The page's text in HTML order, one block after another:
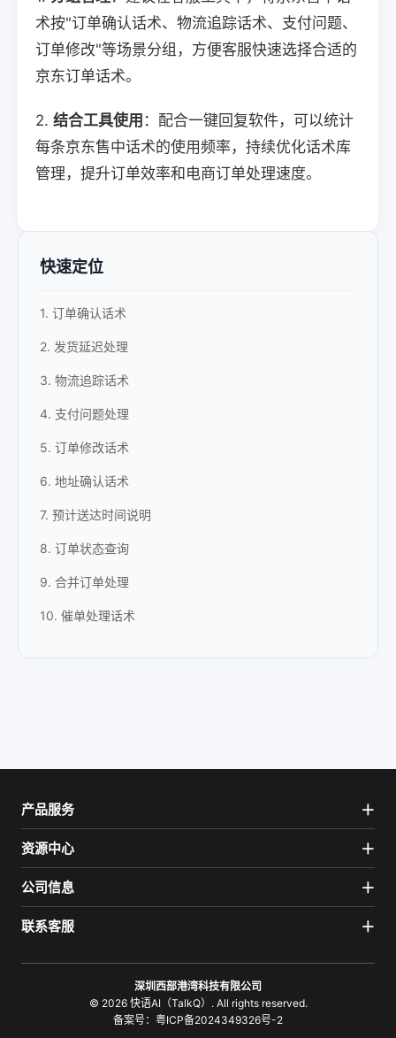
术按"订单确认话术、物流追踪话术、支付问题、
订单修改"等场景分组，方便客服快速选择合适的
京东订单话术。
2. 结合工具使用 ：配合一键回复软件，可以统计
每条京东售中话术的使用频率，持续优化话术库
管理，提升订单效率和电商订单处理速度。
快速定位
1. 订单确认话术
2. 发货延迟处理
3. 物流追踪话术
4. 支付问题处理
5. 订单修改话术
6. 地址确认话术
7. 预计送达时间说明
8. 订单状态查询
9. 合并订单处理
10. 催单处理话术
产品服务
资源中心
公司信息
联系客服
深圳西部港湾科技有限公司
© 2026 快语AI（TalkQ）. All rights reserved.
备案号： 粤ICP备2024349326号-2